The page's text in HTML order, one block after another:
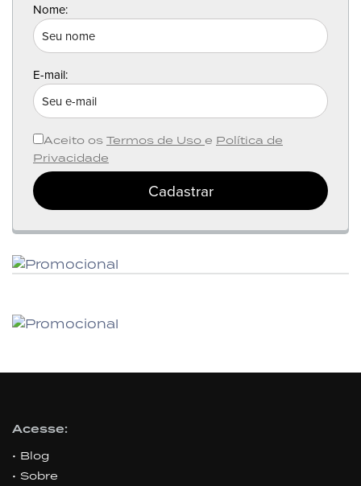
Nome:
E-mail:
Aceito os Termos de Uso e Política de
Privacidade
Cadastrar
Acesse:
Blog
Sobre